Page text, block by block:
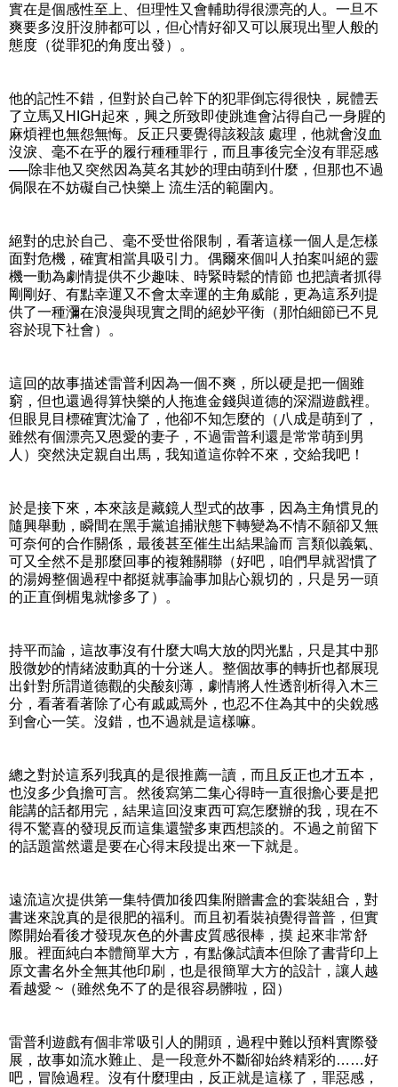
實在是個感性至上、但理性又會輔助得很漂亮的人。一旦不
爽要多沒肝沒肺都可以，但心情好卻又可以展現出聖人般的
態度（從罪犯的角度出發）。
他的記性不錯，但對於自己幹下的犯罪倒忘得很快，屍體丟
了立馬又HIGH起來，興之所致即使跳進會沾得自己一身腥的
麻煩裡也無怨無悔。反正只要覺得該殺該 處理，他就會沒血
沒淚、毫不在乎的履行種種罪行，而且事後完全沒有罪惡感
──除非他又突然因為莫名其妙的理由萌到什麼，但那也不過
侷限在不妨礙自己快樂上 流生活的範圍內。
絕對的忠於自己、毫不受世俗限制，看著這樣一個人是怎樣
面對危機，確實相當具吸引力。偶爾來個叫人拍案叫絕的靈
機一動為劇情提供不少趣味、時緊時鬆的情節 也把讀者抓得
剛剛好、有點幸運又不會太幸運的主角威能，更為這系列提
供了一種瀰在浪漫與現實之間的絕妙平衡（那怕細節已不見
容於現下社會）。
這回的故事描述雷普利因為一個不爽，所以硬是把一個雖
窮，但也還過得算快樂的人拖進金錢與道德的深淵遊戲裡。
但眼見目標確實沈淪了，他卻不知怎麼的（八成是萌到了，
雖然有個漂亮又恩愛的妻子，不過雷普利還是常常萌到男
人）突然決定親自出馬，我知道這你幹不來，交給我吧！
於是接下來，本來該是藏鏡人型式的故事，因為主角慣見的
隨興舉動，瞬間在黑手黨追捕狀態下轉變為不情不願卻又無
可奈何的合作關係，最後甚至催生出結果論而 言類似義氣、
可又全然不是那麼回事的複雜關聯（好吧，咱們早就習慣了
的湯姆整個過程中都挺就事論事加貼心親切的，只是另一頭
的正直倒楣鬼就慘多了）。
持平而論，這故事沒有什麼大鳴大放的閃光點，只是其中那
股微妙的情緒波動真的十分迷人。整個故事的轉折也都展現
出針對所謂道德觀的尖酸刻薄，劇情將人性透剖析得入木三
分，看著看著除了心有戚戚焉外，也忍不住為其中的尖銳感
到會心一笑。沒錯，也不過就是這樣嘛。
總之對於這系列我真的是很推薦一讀，而且反正也才五本，
也沒多少負擔可言。然後寫第二集心得時一直很擔心要是把
能講的話都用完，結果這回沒東西可寫怎麼辦的我，現在不
得不驚喜的發現反而這集還蠻多東西想談的。不過之前留下
的話題當然還是要在心得末段提出來一下就是。
遠流這次提供第一集特價加後四集附贈書盒的套裝組合，對
書迷來說真的是很肥的福利。而且初看裝禎覺得普普，但實
際開始看後才發現灰色的外書皮質感很棒，摸 起來非常舒
服。裡面純白本體簡單大方，有點像試讀本但除了書背印上
原文書名外全無其他印刷，也是很簡單大方的設計，讓人越
看越愛 ~（雖然免不了的是很容易髒啦，囧）
雷普利遊戲有個非常吸引人的開頭，過程中難以預料實際發
展，故事如流水難止、是一段意外不斷卻始終精彩的……好
吧，冒險過程。沒有什麼理由，反正就是這樣了，罪惡感，